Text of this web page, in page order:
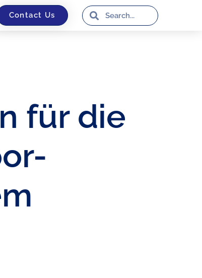
Contact Us
für die